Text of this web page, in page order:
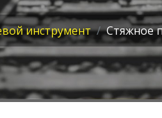
инструмент Стяжное